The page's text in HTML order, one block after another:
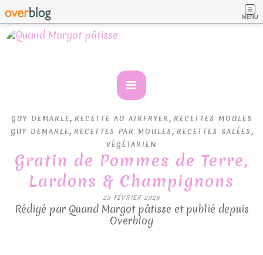
MENU
GUY DEMARLE, RECETTE AU AIRFRYER , RECETTES MOULES
GUY DEMARLE, RECETTES PAR MOULES , RECETTES SALÉES ,
VÉGÉTARIEN
Gratin de Pommes de Terre,
Lardons & Champignons
23 FÉVRIER 2026
Rédigé par Quand Margot pâtisse et publié depuis
Overblog